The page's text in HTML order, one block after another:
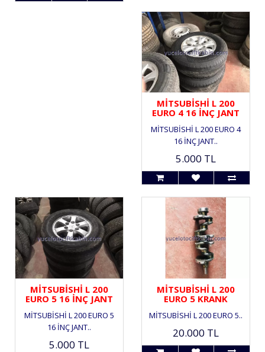
MİTSUBİSHİ L 200
EURO 4 16 İNÇ JANT
MİTSUBİSHİ L 200 EURO 4
16 İNÇ JANT..
5.000 TL
MİTSUBİSHİ L 200
EURO 5 16 İNÇ JANT
MİTSUBİSHİ L 200 EURO 5
16 İNÇ JANT..
5.000 TL
MİTSUBİSHİ L 200
EURO 5 KRANK
MİTSUBİSHİ L 200 EURO 5..
20.000 TL